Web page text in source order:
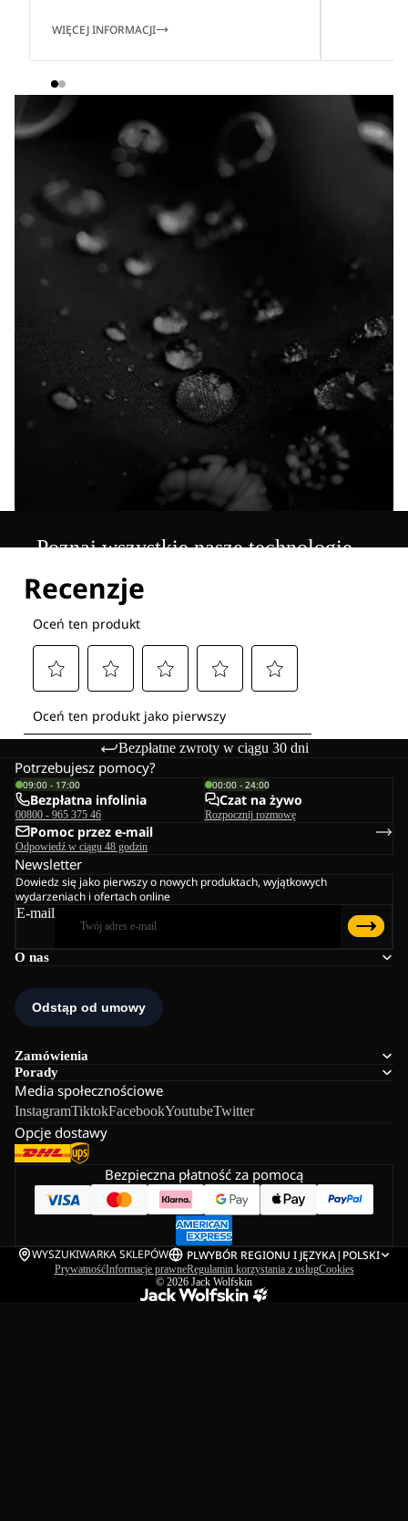
WIĘCEJ INFORMACJI
Poznaj wszystkie nasze technologie
Bezpłatne zwroty w ciągu 30 dni
O nas
Zamówienia
Porady
Media społecznościowe
InstagramTiktokFacebookYoutubeTwitter
Opcje dostawy
Potrzebujesz pomocy?
09:00 - 17:00
Bezpłatna infolinia
00800 - 965 375 46
00:00 - 24:00
Czat na żywo
Rozpocznij rozmowę
Pomoc przez e-mail
Odpowiedź w ciągu 48 godzin
Newsletter
Dowiedz się jako pierwszy o nowych produktach, wyjątkowych
wydarzeniach i ofertach online
E-mail
Bezpieczna płatność za pomocą
WYSZUKIWARKA SKLEPÓW PLWYBÓR REGIONU I JĘZYKA| POLSKI
PrywatnośćInformacje prawneRegulamin korzystania z usługCookies
© 2026 Jack Wolfskin